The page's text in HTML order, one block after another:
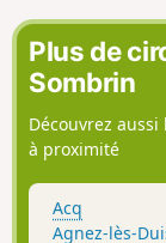
Plus de
Sombrin
Découvrez
à proximité
Acq
Agnez-lès-